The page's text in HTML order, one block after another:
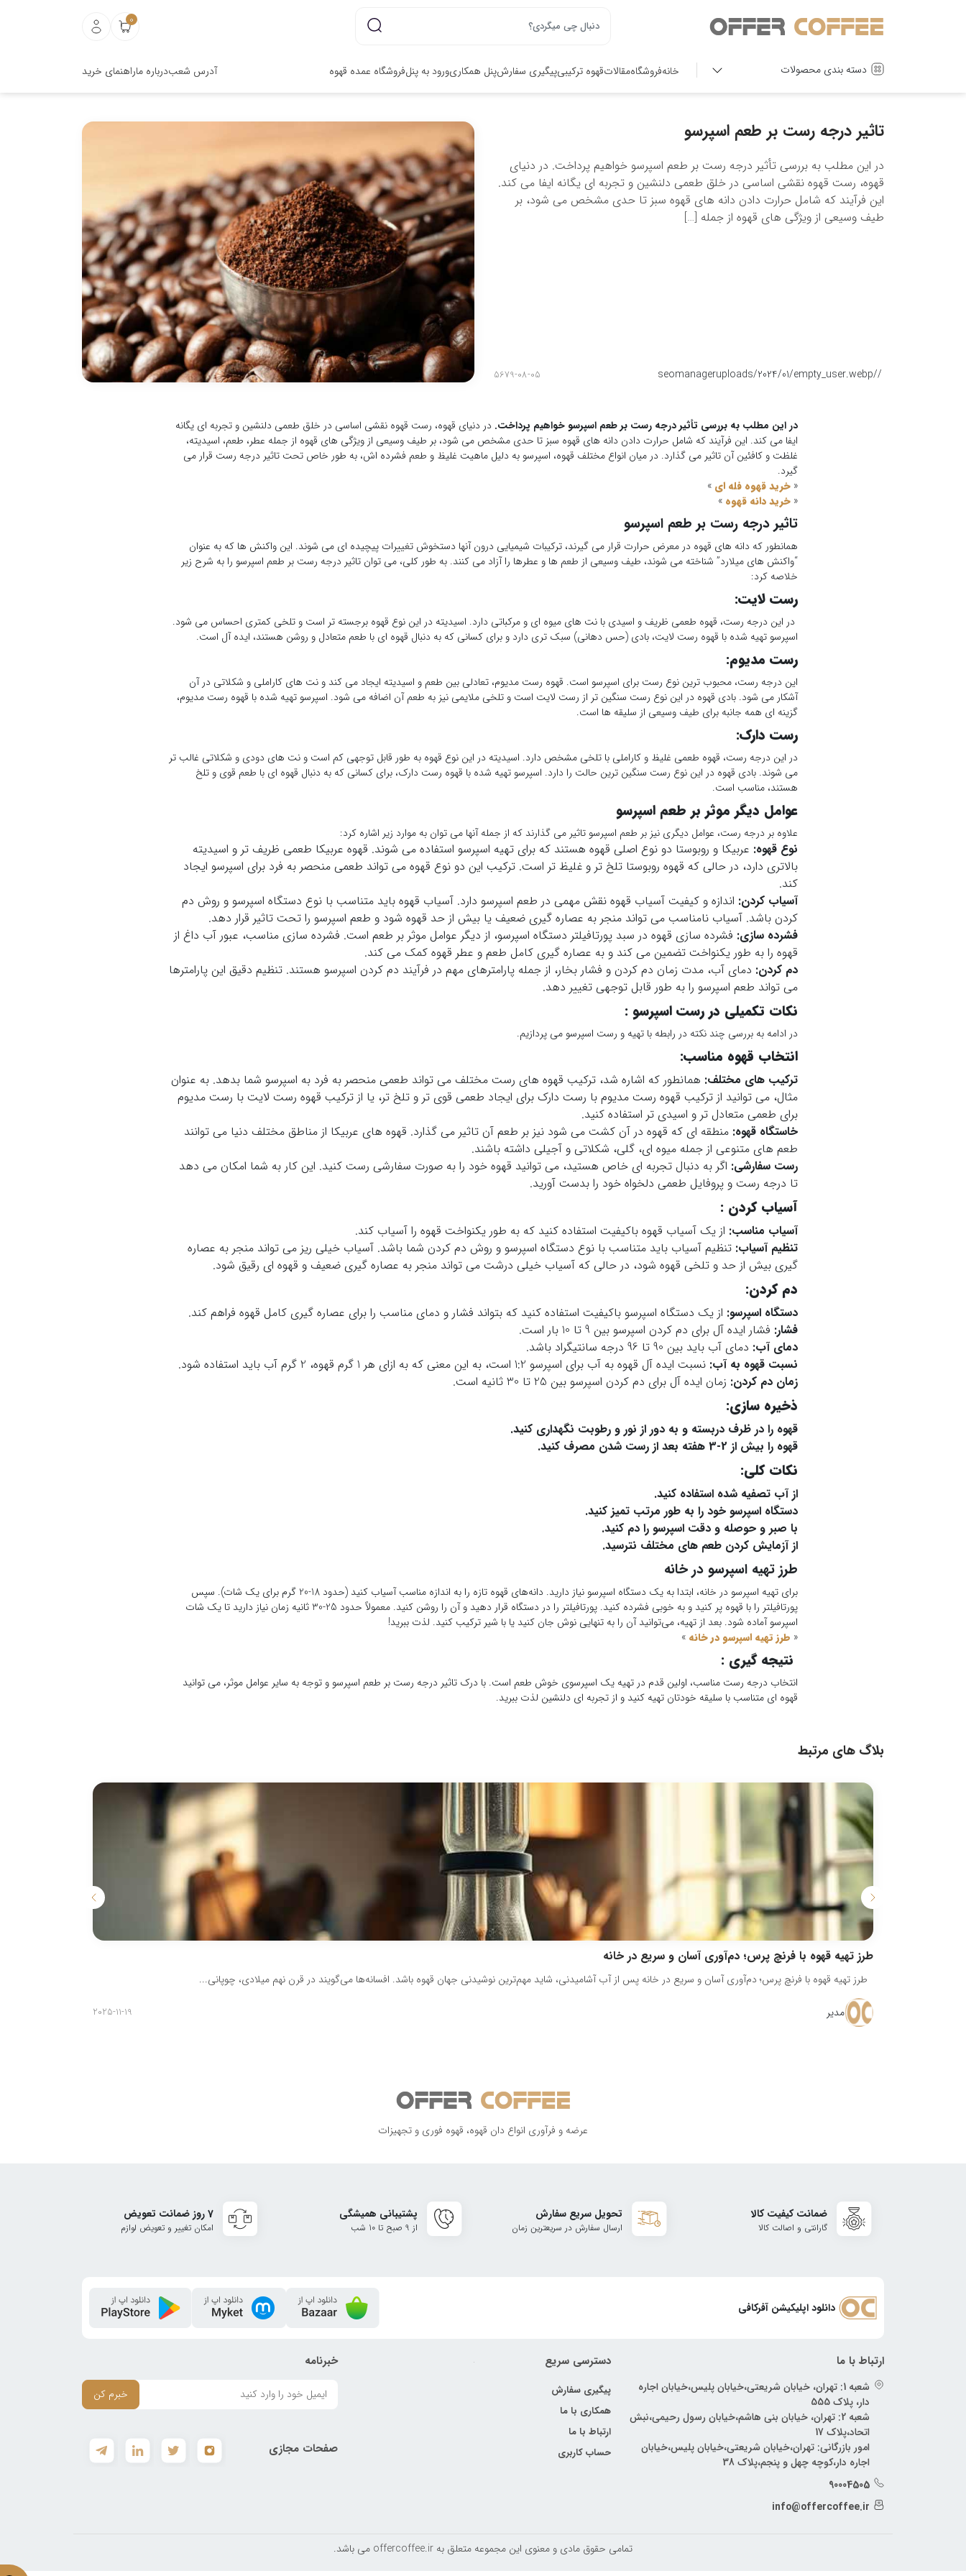
0
دسته بندی محصولات خانهفروشگاهمقالاتقهوه ترکیبیپیگیری سفارشپنل همکاریورود به پنلفروشگاه عمده قهوه آدرس شعبدرباره ماراهنمای خرید
تاثیر درجه رست بر طعم اسپرسو
در این مطلب به بررسی تأثیر درجه رست بر طعم اسپرسو خواهیم پرداخت. در دنیای
قهوه، رست قهوه نقشی اساسی در خلق طعمی دلنشین و تجربه ای یگانه ایفا می کند.
این فرآیند که شامل حرارت دادن دانه های قهوه سبز تا حدی مشخص می شود، بر
طیف وسیعی از ویژگی های قهوه از جمله […]
/
/uploads/2024/01/empty_user.webp
seomanager
5679-08-05
در این مطلب به بررسی تأثیر درجه رست بر طعم اسپرسو خواهیم پرداخت. در دنیای قهوه، رست قهوه نقشی اساسی در خلق طعمی دلنشین و تجربه ای یگانه
ایفا می کند. این فرآیند که شامل حرارت دادن دانه های قهوه سبز تا حدی مشخص می شود، بر طیف وسیعی از ویژگی های قهوه از جمله عطر، طعم، اسیدیته،
غلظت و کافئین آن تاثیر می گذارد. در میان انواع مختلف قهوه، اسپرسو به دلیل ماهیت غلیظ و طعم فشرده اش، به طور خاص تحت تاثیر درجه رست قرار می
گیرد.
« خرید قهوه فله ای »
« خرید دانه قهوه »
تاثیر درجه رست بر طعم اسپرسو
همانطور که دانه های قهوه در معرض حرارت قرار می گیرند، ترکیبات شیمیایی درون آنها دستخوش تغییرات پیچیده ای می شوند. این واکنش ها که به عنوان
“واکنش های میلارد” شناخته می شوند، طیف وسیعی از طعم ها و عطرها را آزاد می کنند. به طور کلی، می توان تاثیر درجه رست بر طعم اسپرسو را به شرح زیر
خلاصه کرد:
رست لایت:
در این درجه رست، قهوه طعمی ظریف و اسیدی با نت های میوه ای و مرکباتی دارد. اسیدیته در این نوع قهوه برجسته تر است و تلخی کمتری احساس می شود.
اسپرسو تهیه شده با قهوه رست لایت، بادی (حس دهانی) سبک تری دارد و برای کسانی که به دنبال قهوه ای با طعم متعادل و روشن هستند، ایده آل است.
رست مدیوم:
این درجه رست، محبوب ترین نوع رست برای اسپرسو است. قهوه رست مدیوم، تعادلی بین طعم و اسیدیته ایجاد می کند و نت های کاراملی و شکلاتی در آن
آشکار می شود. بادی قهوه در این نوع رست سنگین تر از رست لایت است و تلخی ملایمی نیز به طعم آن اضافه می شود. اسپرسو تهیه شده با قهوه رست مدیوم،
گزینه ای همه جانبه برای طیف وسیعی از سلیقه ها است.
رست دارک:
در این درجه رست، قهوه طعمی غلیظ و کاراملی با تلخی مشخص دارد. اسیدیته در این نوع قهوه به طور قابل توجهی کم است و نت های دودی و شکلاتی غالب تر
می شوند. بادی قهوه در این نوع رست سنگین ترین حالت را دارد. اسپرسو تهیه شده با قهوه رست دارک، برای کسانی که به دنبال قهوه ای با طعم قوی و تلخ
هستند، مناسب است.
عوامل دیگر موثر بر طعم اسپرسو
علاوه بر درجه رست، عوامل دیگری نیز بر طعم اسپرسو تاثیر می گذارند که از جمله آنها می توان به موارد زیر اشاره کرد:
نوع قهوه: عربیکا و روبوستا دو نوع اصلی قهوه هستند که برای تهیه اسپرسو استفاده می شوند. قهوه عربیکا طعمی ظریف تر و اسیدیته
بالاتری دارد، در حالی که قهوه روبوستا تلخ تر و غلیظ تر است. ترکیب این دو نوع قهوه می تواند طعمی منحصر به فرد برای اسپرسو ایجاد
کند.
آسیاب کردن: اندازه و کیفیت آسیاب قهوه نقش مهمی در طعم اسپرسو دارد. آسیاب قهوه باید متناسب با نوع دستگاه اسپرسو و روش دم
کردن باشد. آسیاب نامناسب می تواند منجر به عصاره گیری ضعیف یا بیش از حد قهوه شود و طعم اسپرسو را تحت تاثیر قرار دهد.
فشرده سازی: فشرده سازی قهوه در سبد پورتافیلتر دستگاه اسپرسو، از دیگر عوامل موثر بر طعم است. فشرده سازی مناسب، عبور آب داغ از
قهوه را به طور یکنواخت تضمین می کند و به عصاره گیری کامل طعم و عطر قهوه کمک می کند.
دم کردن: دمای آب، مدت زمان دم کردن و فشار بخار، از جمله پارامترهای مهم در فرآیند دم کردن اسپرسو هستند. تنظیم دقیق این پارامترها
می تواند طعم اسپرسو را به طور قابل توجهی تغییر دهد.
نکات تکمیلی در رست اسپرسو :
در ادامه به بررسی چند نکته در رابطه با تهیه و رست اسپرسو می پردازیم.
انتخاب قهوه مناسب:
ترکیب های مختلف: همانطور که اشاره شد، ترکیب قهوه های رست مختلف می تواند طعمی منحصر به فرد به اسپرسو شما بدهد. به عنوان
مثال، می توانید از ترکیب قهوه رست مدیوم با رست دارک برای ایجاد طعمی قوی تر و تلخ تر، یا از ترکیب قهوه رست لایت با رست مدیوم
برای طعمی متعادل تر و اسیدی تر استفاده کنید.
خاستگاه قهوه: منطقه ای که قهوه در آن کشت می شود نیز بر طعم آن تاثیر می گذارد. قهوه های عربیکا از مناطق مختلف دنیا می توانند
طعم های متنوعی از جمله میوه ای، گلی، شکلاتی و آجیلی داشته باشند.
رست سفارشی: اگر به دنبال تجربه ای خاص هستید، می توانید قهوه خود را به صورت سفارشی رست کنید. این کار به شما امکان می دهد
تا درجه رست و پروفایل طعمی دلخواه خود را بدست آورید.
آسیاب کردن :
آسیاب مناسب: از یک آسیاب قهوه باکیفیت استفاده کنید که به طور یکنواخت قهوه را آسیاب کند.
تنظیم آسیاب: تنظیم آسیاب باید متناسب با نوع دستگاه اسپرسو و روش دم کردن شما باشد. آسیاب خیلی ریز می تواند منجر به عصاره
گیری بیش از حد و تلخی قهوه شود، در حالی که آسیاب خیلی درشت می تواند منجر به عصاره گیری ضعیف و قهوه ای رقیق شود.
دم کردن:
دستگاه اسپرسو: از یک دستگاه اسپرسو باکیفیت استفاده کنید که بتواند فشار و دمای مناسب را برای عصاره گیری کامل قهوه فراهم کند.
فشار: فشار ایده آل برای دم کردن اسپرسو بین 9 تا 10 بار است.
دمای آب: دمای آب باید بین 90 تا 96 درجه سانتیگراد باشد.
نسبت قهوه به آب: نسبت ایده آل قهوه به آب برای اسپرسو 1:2 است، به این معنی که به ازای هر 1 گرم قهوه، 2 گرم آب باید استفاده شود.
زمان دم کردن: زمان ایده آل برای دم کردن اسپرسو بین 25 تا 30 ثانیه است.
ذخیره سازی:
قهوه را در ظرف دربسته و به دور از نور و رطوبت نگهداری کنید.
قهوه را بیش از 2-3 هفته بعد از رست شدن مصرف کنید
.
نکات کلی:
از آب تصفیه شده استفاده کنید.
دستگاه اسپرسو خود را به طور مرتب تمیز کنید.
با صبر و حوصله و دقت اسپرسو را دم کنید.
از آزمایش کردن طعم های مختلف نترسید.
طرز تهیه اسپرسو در خانه
برای تهیه اسپرسو در خانه، ابتدا به یک دستگاه اسپرسو نیاز دارید. دانه‌های قهوه تازه را به اندازه مناسب آسیاب کنید (حدود 18-20 گرم برای یک شات). سپس
پورتافیلتر را با قهوه پر کنید و به خوبی فشرده کنید. پورتافیلتر را در دستگاه قرار دهید و آن را روشن کنید. معمولاً حدود 25-30 ثانیه زمان نیاز دارید تا یک شات
اسپرسو آماده شود. بعد از تهیه، می‌توانید آن را به تنهایی نوش جان کنید یا با شیر ترکیب کنید. لذت ببرید!
« طرز تهیه اسپرسو در خانه »
نتیجه گیری :
انتخاب درجه رست مناسب، اولین قدم در تهیه یک اسپرسوی خوش طعم است. با درک تاثیر درجه رست بر طعم اسپرسو و توجه به سایر عوامل موثر، می توانید
قهوه ای متناسب با سلیقه خودتان تهیه کنید و از تجربه ای دلنشین لذت ببرید.
بلاگ های مرتبط
طرز تهیه قهوه با فرنچ پرس؛ دم‌آوری آسان و سریع در خانه
طرز تهیه قهوه با فرنچ پرس؛ دم‌آوری آسان و سریع در خانه پس از آب آشامیدنی، شاید مهم‌ترین نوشیدنی جهان قهوه باشد. افسانه‌ها می‌گویند در قرن نهم میلادی، چوپانی...
مدیر 2025-11-19
عرضه و فرآوری انواع دان قهوه، قهوه فوری و تجهیزات
ضمانت کیفیت کالا
گارانتی و اصالت کالا
تحویل سریع سفارش
ارسال سفارش در سریعترین زمان
پشتیبانی همیشگی
از 9 صبح تا 10 شب
7 روز ضمانت تعویض
امکان تغییر و تعویض لوازم
دانلود اپلیکیشن آفرکافی
ارتباط با ما
شعبه 1: تهران، خیابان شریعتی،خیابان پلیس،خیابان اجاره
دار، پلاک 555
شعبه 2: تهران، خیابان بنی هاشم،خیابان رسول رحیمی،نبش
اتحاد،پلاک 17
امور بازرگانی: تهران،خیابان شریعتی،خیابان پلیس،خیابان
اجاره دار،کوچه چهل و پنجم،پلاک 38
90004505
info@offercoffee.ir
دسترسی سریع
پیگیری سفارش
همکاری با ما
ارتباط با ما
حساب کاربری
خبرنامه
خبرم کن
صفحات مجازی
تمامی حقوق مادی و معنوی این مجموعه متعلق به offercoffee.ir می باشد.